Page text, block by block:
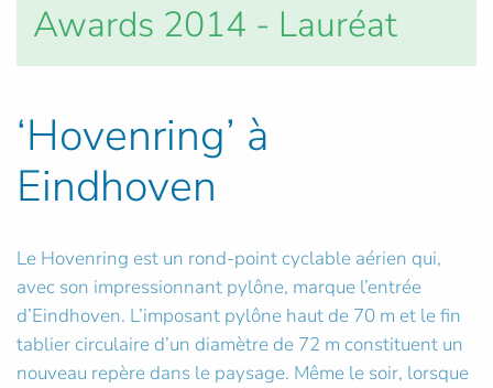
Awards 2014 - Lauréat
‘Hovenring’ à
Eindhoven
Le Hovenring est un rond-point cyclable aérien qui,
avec son impressionnant pylône, marque l’entrée
d’Eindhoven. L’imposant pylône haut de 70 m et le fin
tablier circulaire d’un diamètre de 72 m constituent un
nouveau repère dans le paysage. Même le soir, lorsque